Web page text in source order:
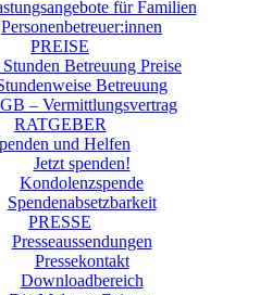
für Familien
Personenbetreuer:innen
PREISE
Stunden Betreuung Preise
Betreuung
– Vermittlungsvertrag
RATGEBER
und Helfen
Jetzt spenden!
Kondolenzspende
Spendenabsetzbarkeit
PRESSE
Presseaussendungen
Pressekontakt
Downloadbereich